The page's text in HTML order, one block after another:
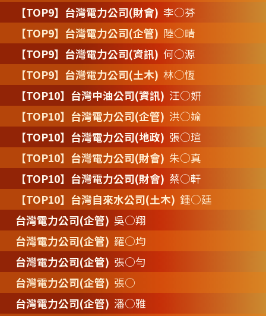
【TOP9】台灣電力公司(財會) 李○芬
【TOP9】台灣電力公司(企管) 陸○晴
【TOP9】台灣電力公司(資訊) 何○源
【TOP9】台灣電力公司(土木) 林○恆
【TOP10】台灣中油公司(資訊) 汪○妍
【TOP10】台灣電力公司(企管) 洪○媮
【TOP10】台灣電力公司(地政) 張○瑄
【TOP10】台灣電力公司(財會) 朱○真
【TOP10】台灣電力公司(財會) 蔡○軒
【TOP10】台灣自來水公司(土木) 鍾○廷
台灣電力公司(企管) 吳○翔
台灣電力公司(企管) 羅○均
台灣電力公司(企管) 張○勻
台灣電力公司(企管) 張○
台灣電力公司(企管) 潘○雅